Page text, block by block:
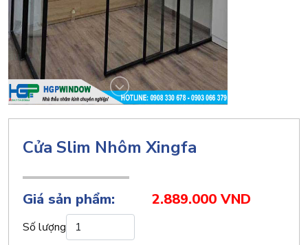
Cửa Slim Nhôm Xingfa
Giá sản phẩm: 2.889.000 VND
Số lượng